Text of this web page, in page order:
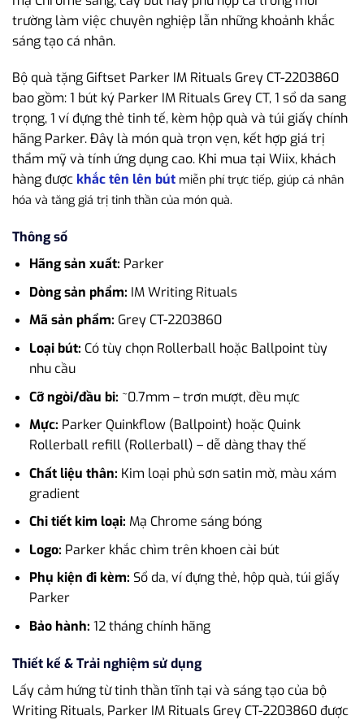
trường làm việc chuyên nghiệp lẫn những khoảnh khắc
sáng tạo cá nhân.
Bộ quà tặng Giftset Parker IM Rituals Grey CT-2203860
bao gồm: 1 bút ký Parker IM Rituals Grey CT, 1 sổ da sang
trọng, 1 ví đựng thẻ tinh tế, kèm hộp quà và túi giấy chính
hãng Parker. Đây là món quà trọn vẹn, kết hợp giá trị
thẩm mỹ và tính ứng dụng cao. Khi mua tại Wiix, khách
hàng được khắc tên lên bút miễn phí trực tiếp, giúp cá nhân
hóa và tăng giá trị tinh thần của món quà.
Thông số
Hãng sản xuất: Parker
Dòng sản phẩm: IM Writing Rituals
Mã sản phẩm: Grey CT-2203860
Loại bút: Có tùy chọn Rollerball hoặc Ballpoint tùy
nhu cầu
Cỡ ngòi/đầu bi: ~0.7mm – trơn mượt, đều mực
Mực: Parker Quinkflow (Ballpoint) hoặc Quink
Rollerball refill (Rollerball) – dễ dàng thay thế
Chất liệu thân: Kim loại phủ sơn satin mờ, màu xám
gradient
Chi tiết kim loại: Mạ Chrome sáng bóng
Logo: Parker khắc chìm trên khoen cài bút
Phụ kiện đi kèm: Sổ da, ví đựng thẻ, hộp quà, túi giấy
Parker
Bảo hành: 12 tháng chính hãng
Thiết kế & Trải nghiệm sử dụng
Lấy cảm hứng từ tinh thần tĩnh tại và sáng tạo của bộ
Writing Rituals, Parker IM Rituals Grey CT-2203860 được